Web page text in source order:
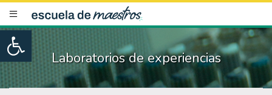
Open toolbar
Laboratorios de experiencias